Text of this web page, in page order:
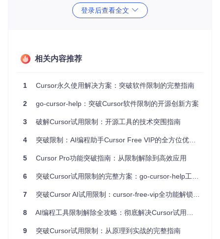
能
贡献代码时无法使用高级编辑
需要在不同账户间切换验证功
quest limit"（请求次数超限），二是"Too many free trial acco
示分别对应不同的限制机制，需要针对性处理。
二、技术原理：设备身份识别与重置机制
想象Cursor的试用系统就像一家会员制图书馆，每台设备都有
次试用后，图书馆会"记住"这张借书证并拒绝再次提供服务。
go-cursor-help工具的工作原理类似于为设备办理一张新的"借
┌───────────────┐     ┌───────────────┐
│  定位配置文件  │────>│  生成新UUID   │────>│  替换旧标识符
登录后查看全文
相关内容推荐
1 Cursor永久使用解决方案：突破软件限制的完整指南
2 go-cursor-help：突破Cursor软件限制的开源创新方案
3 破解Cursor试用限制：开源工具的技术突围指南
4 突破限制：AI编程助手Cursor Free VIP的全方位优化指南
5 Cursor Pro功能突破指南：从限制解除到高效应用
6 突破Cursor试用限制的完整方案：go-cursor-help工具深度应用指南
7 突破Cursor AI试用限制：cursor-free-vip全功能解锁攻略
8 AI编程工具限制解除全攻略：彻底解决Cursor试用到期与设备限制问题
9 突破Cursor试用限制：从原理到实战的完整指南